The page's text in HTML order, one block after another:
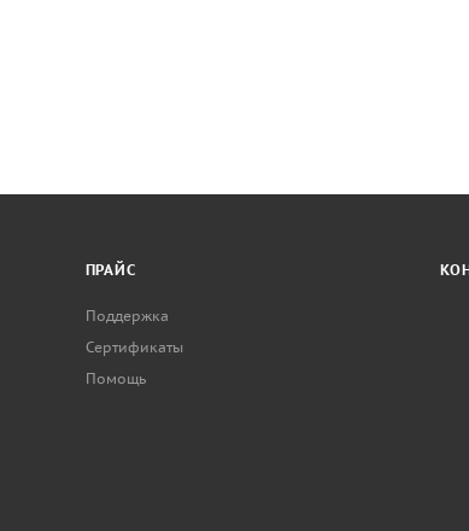
ПРАЙС
Поддержка
Сертификаты
Помощь